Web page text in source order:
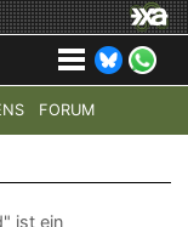
FORUM
4 HALO:
ist ein